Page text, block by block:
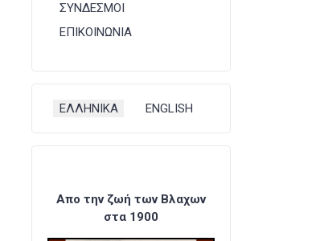
ΣΥΝΔΕΣΜΟΙ
ΕΠΙΚΟΙΝΩΝΙΑ
Επιλέξτε τη γλώσσα σας
ΕΛΛΗΝΙΚΑ ENGLISH
Απο την ζωή των Βλαχων
στα 1900